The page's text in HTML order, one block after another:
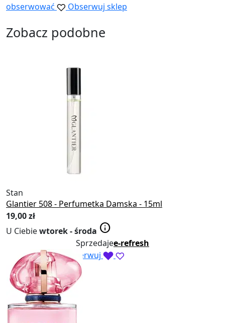
obserwować
Obserwuj sklep
Zobacz podobne
Stan
Glantier 508 - Perfumetka Damska - 15ml
19,00 zł
U Ciebiewtorek - środa info
Sprzedajee-refresh
ObserwowaneObserwuj